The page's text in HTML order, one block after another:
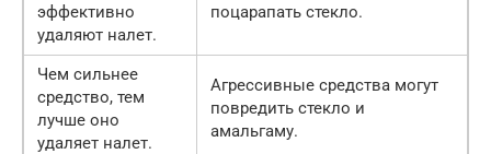
эффективно
удаляют налет.
поцарапать стекло.
Чем сильнее
средство, тем
лучше оно
удаляет налет.
Агрессивные средства могут
повредить стекло и
амальгаму.